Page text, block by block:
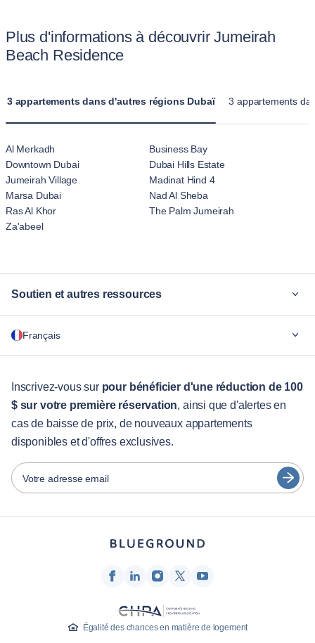
Plus d'informations à découvrir Jumeirah
Beach Residence
3 appartements dans d'autres régions Dubaï 3 appartements
Al Merkadh
Business Bay
Downtown Dubai
Dubai Hills Estate
Jumeirah Village
Madinat Hind 4
Marsa Dubai
Nad Al Sheba
Ras Al Khor
The Palm Jumeirah
Za'abeel
Soutien et autres ressources
Pour les entreprises
Services aux visiteurs
Guides des villes
Partenaires
Opérateurs de location de meubles
Propriétaires
Partenaires de franchise
À propos de nous
Français
English
Português
Español
Français
Türkçe
Inscrivez-vous sur pour bénéficier d'une réduction de 100
$ sur votre première réservation, ainsi que d'alertes en
cas de baisse de prix, de nouveaux appartements
disponibles et d'offres exclusives.
Votre adresse email
Égalité des chances en matière de logement